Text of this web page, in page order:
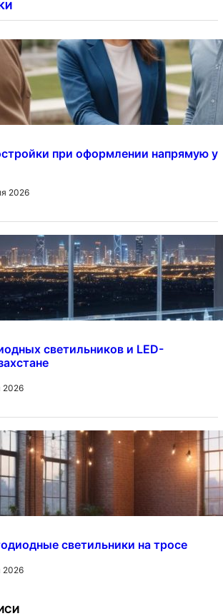
при оформлении напрямую у
2026
светильников и LED-
2026
светильники на тросе
2026